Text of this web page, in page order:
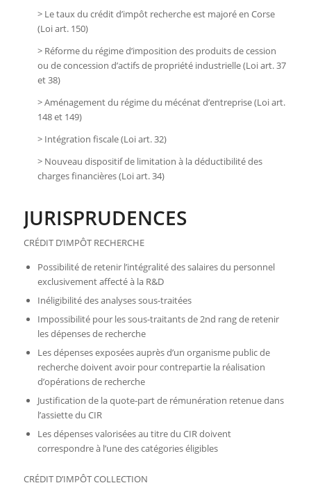
> Le taux du crédit d’impôt recherche est majoré en Corse
(Loi art. 150)
> Réforme du régime d’imposition des produits de cession
ou de concession d’actifs de propriété industrielle (Loi art. 37
et 38)
> Aménagement du régime du mécénat d’entreprise (Loi art.
148 et 149)
> Intégration fiscale (Loi art. 32)
> Nouveau dispositif de limitation à la déductibilité des
charges financières (Loi art. 34)
JURISPRUDENCES
CRÉDIT D’IMPÔT RECHERCHE
Possibilité de retenir l’intégralité des salaires du personnel
exclusivement affecté à la R&D
Inéligibilité des analyses sous-traitées
Impossibilité pour les sous-traitants de 2nd rang de retenir
les dépenses de recherche
Les dépenses exposées auprès d’un organisme public de
recherche doivent avoir pour contrepartie la réalisation
d’opérations de recherche
Justification de la quote-part de rémunération retenue dans
l’assiette du CIR
Les dépenses valorisées au titre du CIR doivent
correspondre à l’une des catégories éligibles
CRÉDIT D’IMPÔT COLLECTION